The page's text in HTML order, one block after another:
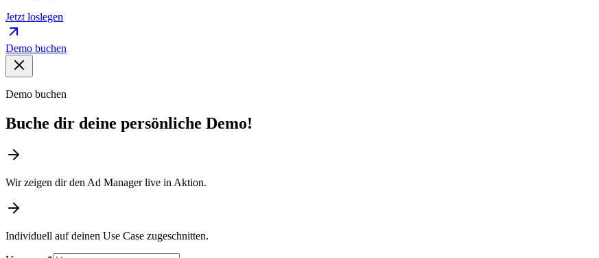
Jetzt loslegen
Demo buchen
Demo buchen
Buche dir deine persönliche Demo!
Wir zeigen dir den Ad Manager live in Aktion.
Individuell auf deinen Use Case zugeschnitten.